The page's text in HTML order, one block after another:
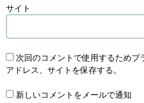
サイト
次回のコメントで使用するため
アドレス、サイトを保存する。
新しいコメントをメールで通知